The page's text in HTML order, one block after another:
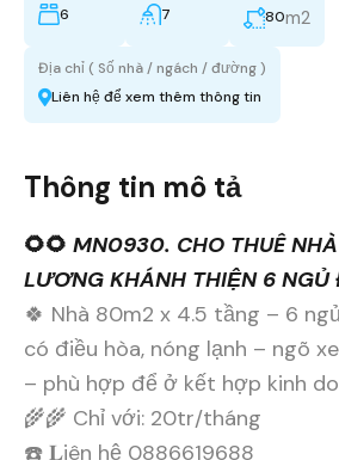
6
7
80m2
Địa chỉ ( Số nhà / ngách / đường )
Liên hệ để xem thêm thông tin
Thông tin mô tả
🌻🌻 MN0930. CHO THUÊ
LƯƠNG KHÁNH THIỆN 6
🍀 Nhà 80m2 x 4.5 tầng – 6
có điều hòa, nóng lạnh – ngõ
– phù hợp để ở kết hợp kinh
🌾🌾 Chỉ với: 20tr/tháng
☎️ 𝐋iên hệ 0886619688